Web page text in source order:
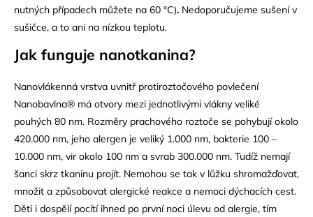
nutných případech můžete na 60 °C). Nedoporučujeme sušení v
sušičce, a to ani na nízkou teplotu.
Jak funguje nanotkanina?
Nanovlákenná vrstva uvnitř protiroztočového povlečení
Nanobavlna® má otvory mezi jednotlivými vlákny veliké
pouhých 80 nm. Rozměry prachového roztoče se pohybují okolo
420.000 nm, jeho alergen je veliký 1.000 nm, bakterie 100 –
10.000 nm, vir okolo 100 nm a svrab 300.000 nm. Tudíž nemají
šanci skrz tkaninu projít. Nemohou se tak v lůžku shromažďovat,
množit a způsobovat alergické reakce a nemoci dýchacích cest.
Děti i dospělí pocítí ihned po první noci úlevu od alergie, tím